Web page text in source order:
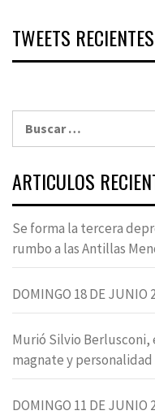
TWEETS RECIENTES
ARTICULOS
Se forma la tercera
rumbo a las Antillas
DOMINGO 18 DE JUNIO
Murió Silvio
magnate y
DOMINGO 11 DE JUNIO